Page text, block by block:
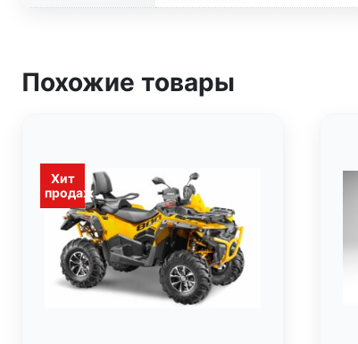
Похожие товары
Хит
продаж